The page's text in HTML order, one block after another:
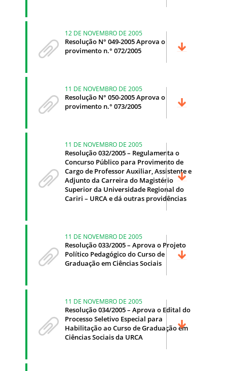
12 DE NOVEMBRO DE 2005
Resolução N° 049-2005 Aprova o
provimento n.° 072/2005
11 DE NOVEMBRO DE 2005
Resolução N° 050-2005 Aprova o
provimento n.° 073/2005
11 DE NOVEMBRO DE 2005
Resolução 032/2005 – Regulamenta o
Concurso Público para Provimento de
Cargo de Professor Auxiliar, Assistente e
Adjunto da Carreira do Magistério
Superior da Universidade Regional do
Cariri – URCA e dá outras providências
11 DE NOVEMBRO DE 2005
Resolução 033/2005 – Aprova o Projeto
Político Pedagógico do Curso de
Graduação em Ciências Sociais
11 DE NOVEMBRO DE 2005
Resolução 034/2005 – Aprova o Edital do
Processo Seletivo Especial para
Habilitação ao Curso de Graduação em
Ciências Sociais da URCA